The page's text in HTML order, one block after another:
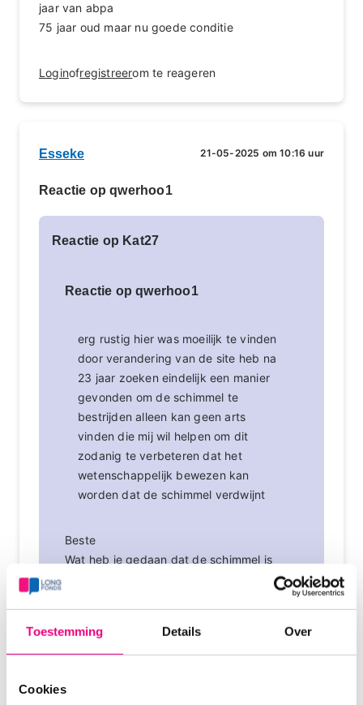
Toestemming Details Over
Cookies
jaar van abpa
75 jaar oud maar nu goede conditie
Loginofregistreerom te reageren
Esseke 21-05-2025 om 10:16 uur
Reactie op qwerhoo1
Reactie op Kat27
Reactie op qwerhoo1
erg rustig hier was moeilijk te vinden
door verandering van de site heb na
23 jaar zoeken eindelijk een manier
gevonden om de schimmel te
bestrijden alleen kan geen arts
vinden die mij wil helpen om dit
zodanig te verbeteren dat het
wetenschappelijk bewezen kan
worden dat de schimmel verdwijnt
Beste
Wat heb je gedaan dat de schimmel is
vreselijk. Na een zware kuur voriconazol
en prednison is de schimmel ook nog
Graag adviezen hoe nu verder!!